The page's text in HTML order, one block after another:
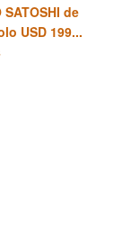
de
USD 199...